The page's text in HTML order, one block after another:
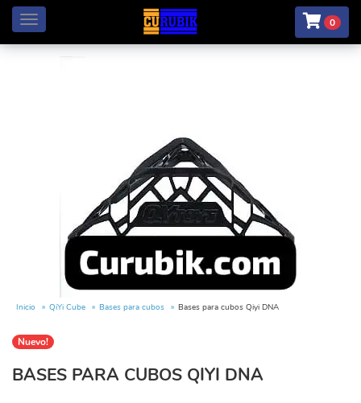
Menú 0
Inicio QiYi Cube Bases para cubos Bases para cubos Qiyi DNA
Nuevo!
BASES PARA CUBOS QIYI DNA